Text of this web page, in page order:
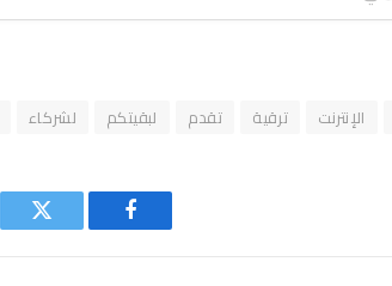
الإنترنت ترقية تقدم لبقيتكم لشركاء
فيسبوك تويتر